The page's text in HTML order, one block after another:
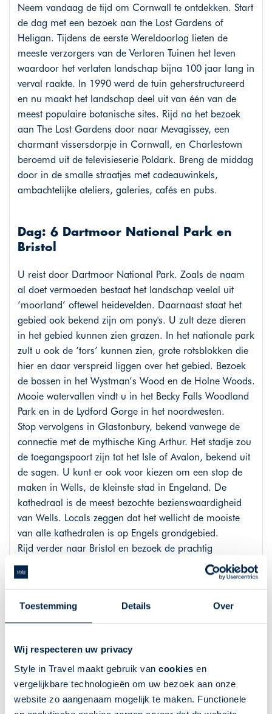
Toestemming Details Over
Wij respecteren uw privacy
Style in Travel maakt gebruik van cookies en
vergelijkbare technologieën om uw bezoek aan onze
website zo aangenaam mogelijk te maken. Functionele
Neem vandaag de tijd om Cornwall te ontdekken. Start
de dag met een bezoek aan the Lost Gardens of
Heligan. Tijdens de eerste Wereldoorlog lieten de
meeste verzorgers van de Verloren Tuinen het leven
waardoor het verlaten landschap bijna 100 jaar lang in
verval raakte. In 1990 werd de tuin geherstructureerd
en nu maakt het landschap deel uit van één van de
meest populaire botanische sites. Rijd na het bezoek
aan The Lost Gardens door naar Mevagissey, een
charmant vissersdorpje in Cornwall, en Charlestown
beroemd uit de televisieserie Poldark. Breng de middag
door in de smalle straatjes met cadeauwinkels,
ambachtelijke ateliers, galeries, cafés en pubs.
Dag: 6 Dartmoor National Park en
Bristol
U reist door Dartmoor National Park. Zoals de naam
al doet vermoeden bestaat het landschap veelal uit
‘moorland’ oftewel heidevelden. Daarnaast staat het
gebied ook bekend zijn om pony's. U zult deze dieren
in het gebied kunnen zien grazen. In het nationale park
zult u ook de ‘tors’ kunnen zien, grote rotsblokken die
hier en daar verspreid liggen over het gebied. Bezoek
de bossen in het Wystman’s Wood en de Holne Woods.
Mooie watervallen vindt u in het Becky Falls Woodland
Park en in de Lydford Gorge in het noordwesten.
Stop vervolgens in Glastonbury, bekend vanwege de
connectie met de mythische King Arthur. Het stadje zou
de toegangspoort zijn tot het Isle of Avalon, bekend uit
de sagen. U kunt er ook voor kiezen om een stop de
maken in Wells, de kleinste stad in Engeland. De
kathedraal is de meest bezochte bezienswaardigheid
van Wells. Locals zeggen dat het wellicht de mooiste
van alle kathedralen is op Engels grondgebied.
Rijd verder naar Bristol en bezoek de prachtig
gerestaureerde SS Great Britain, die zich momenteel in
de haven van Bristol bevindt. Dit buitengewone schip is
Isambard Kingdom Brunel. Het was de eerste ijzeren
stoomboot ter wereld en het vervoerde vele migranten
ingericht voor zijn nieuwe functie die gericht is op
entertainment en informatie in de vorm van exposities
over zijn verleden.